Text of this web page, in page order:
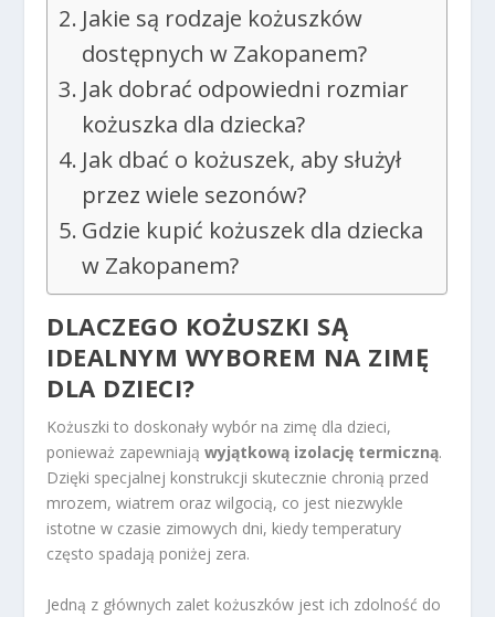
Jakie są rodzaje kożuszków
dostępnych w Zakopanem?
Jak dobrać odpowiedni rozmiar
kożuszka dla dziecka?
Jak dbać o kożuszek, aby służył
przez wiele sezonów?
Gdzie kupić kożuszek dla dziecka
w Zakopanem?
DLACZEGO KOŻUSZKI SĄ
IDEALNYM WYBOREM NA ZIMĘ
DLA DZIECI?
Kożuszki to doskonały wybór na zimę dla dzieci,
ponieważ zapewniająwyjątkową izolację termiczną.
Dzięki specjalnej konstrukcji skutecznie chronią przed
mrozem, wiatrem oraz wilgocią, co jest niezwykle
istotne w czasie zimowych dni, kiedy temperatury
często spadają poniżej zera.
Jedną z głównych zalet kożuszków jest ich zdolność do